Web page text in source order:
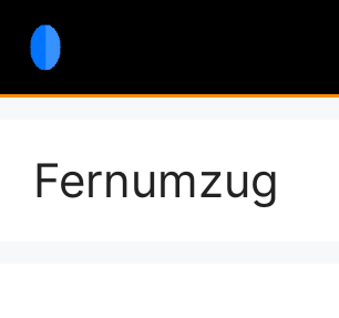
Inhalt
springen
Fernumzug